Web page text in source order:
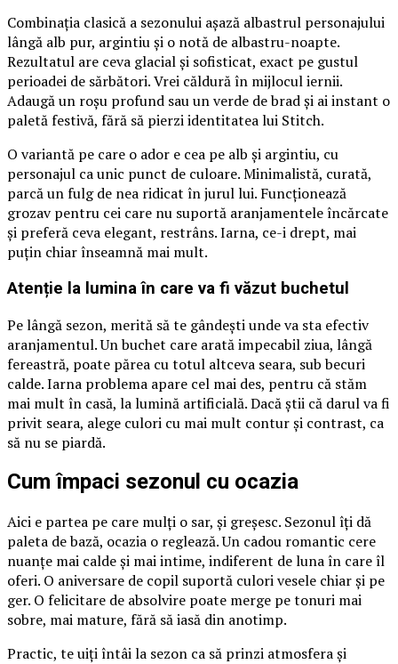
Combinația clasică a sezonului așază albastrul personajului
lângă alb pur, argintiu și o notă de albastru-noapte.
Rezultatul are ceva glacial și sofisticat, exact pe gustul
perioadei de sărbători. Vrei căldură în mijlocul iernii.
Adaugă un roșu profund sau un verde de brad și ai instant o
paletă festivă, fără să pierzi identitatea lui Stitch.
O variantă pe care o ador e cea pe alb și argintiu, cu
personajul ca unic punct de culoare. Minimalistă, curată,
parcă un fulg de nea ridicat în jurul lui. Funcționează
grozav pentru cei care nu suportă aranjamentele încărcate
și preferă ceva elegant, restrâns. Iarna, ce-i drept, mai
puțin chiar înseamnă mai mult.
Atenție la lumina în care va fi văzut buchetul
Pe lângă sezon, merită să te gândești unde va sta efectiv
aranjamentul. Un buchet care arată impecabil ziua, lângă
fereastră, poate părea cu totul altceva seara, sub becuri
calde. Iarna problema apare cel mai des, pentru că stăm
mai mult în casă, la lumină artificială. Dacă știi că darul va fi
privit seara, alege culori cu mai mult contur și contrast, ca
să nu se piardă.
Cum împaci sezonul cu ocazia
Aici e partea pe care mulți o sar, și greșesc. Sezonul îți dă
paleta de bază, ocazia o reglează. Un cadou romantic cere
nuanțe mai calde și mai intime, indiferent de luna în care îl
oferi. O aniversare de copil suportă culori vesele chiar și pe
ger. O felicitare de absolvire poate merge pe tonuri mai
sobre, mai mature, fără să iasă din anotimp.
Practic, te uiți întâi la sezon ca să prinzi atmosfera și